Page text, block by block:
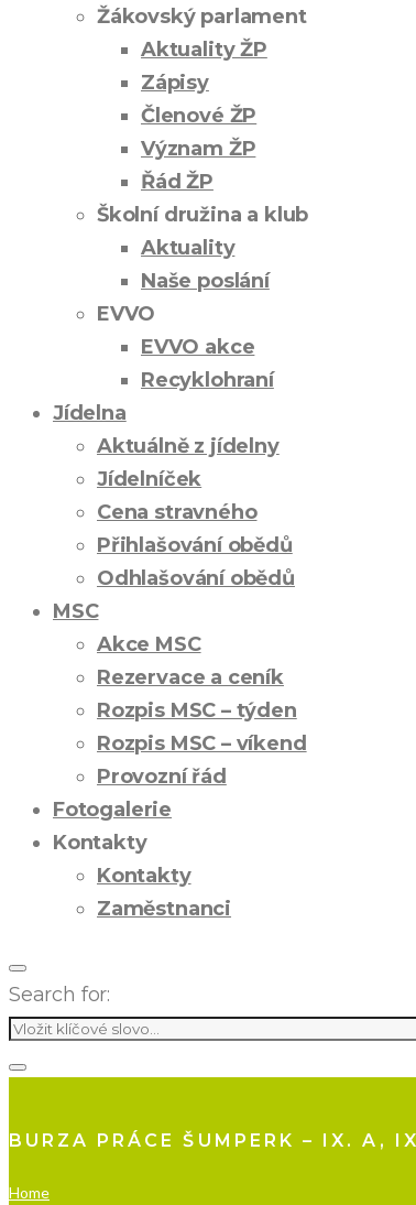
Žákovský parlament
Aktuality ŽP
Zápisy
Členové ŽP
Význam ŽP
Řád ŽP
Školní družina a klub
Aktuality
Naše poslání
EVVO
EVVO akce
Recyklohraní
Jídelna
Aktuálně z jídelny
Jídelníček
Cena stravného
Přihlašování obědů
Odhlašování obědů
MSC
Akce MSC
Rezervace a ceník
Rozpis MSC – týden
Rozpis MSC – víkend
Provozní řád
Fotogalerie
Kontakty
Kontakty
Zaměstnanci
Search for:
BURZA PRÁCE ŠUMPERK – IX. A,
Home